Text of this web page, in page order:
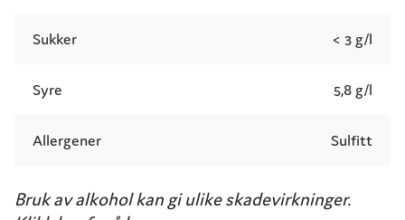
Sukker < 3 g/l
Syre 5,8 g/l
Allergener Sulfitt
Bruk av alkohol kan gi ulike skadevirkninger.